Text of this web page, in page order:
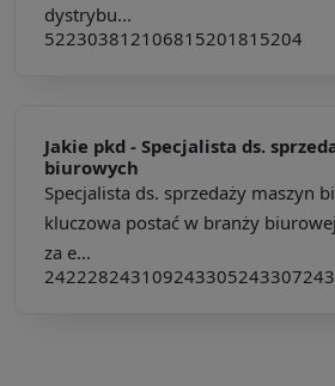
dystrybu...
522303812106815201815204
Jakie pkd - Specjalista ds.
biurowych
Specjalista ds. sprzedaży maszyn
kluczowa postać w branży
za e...
242228243109243305243307